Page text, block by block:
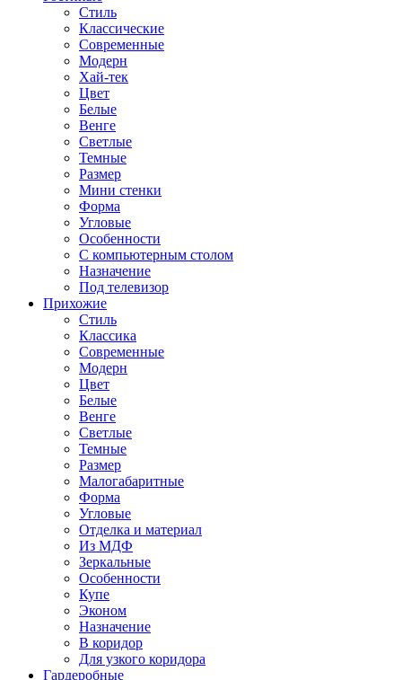
Стиль
Классические
Современные
Модерн
Хай-тек
Цвет
Белые
Венге
Светлые
Темные
Размер
Мини стенки
Форма
Угловые
Особенности
С компьютерным столом
Назначение
Под телевизор
Прихожие
Стиль
Классика
Современные
Модерн
Цвет
Белые
Венге
Светлые
Темные
Размер
Малогабаритные
Форма
Угловые
Отделка и материал
Из МДФ
Зеркальные
Особенности
Купе
Эконом
Назначение
В коридор
Для узкого коридора
Гардеробные